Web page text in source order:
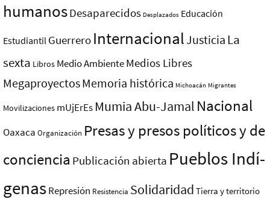
humanosDesaparecidos Desplazados Educación
Estudiantil Guerrero InternacionalJusticia La
sexta Libros Medio AmbienteMedios Libres
MegaproyectosMemoria histórica Michoacán Migrantes
Movilizaciones mUjErEs Mumia Abu-Jamal Nacional
Oaxaca Organización Presas y presos polí­ticos y de
conciencia Publicación abierta Pueblos Indí­
genasRepresión Resistencia Solidaridad Tierra y territorio